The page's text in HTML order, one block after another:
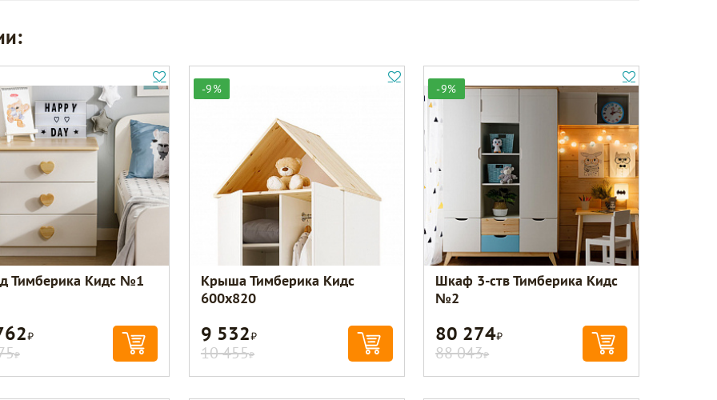
Тимберика Кидс №1
Р
Р
-9%
Крыша Тимберика Кидс
600х820
9 532Р
10 455Р
-9%
Шкаф 3-ств Тимберика Кидс
№2
80 274Р
88 043Р